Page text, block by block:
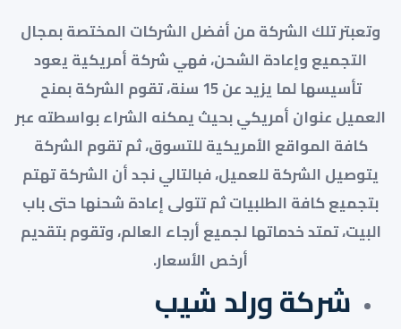
وتعبتر تلك الشركة من أفضل الشركات المختصة بمجال
التجميع وإعادة الشحن، فهي شركة أمريكية يعود
تأسيسها لما يزيد عن 15 سنة، تقوم الشركة بمنح
العميل عنوان أمريكي بحيث يمكنه الشراء بواسطته عبر
كافة المواقع الأمريكية للتسوق، ثم تقوم الشركة
يتوصيل الشركة للعميل، فبالتالي نجد أن الشركة تهتم
بتجميع كافة الطلبيات ثم تتولى إعادة شحنها حتى باب
البيت، تمتد خدماتها لجميع أرجاء العالم، وتقوم بتقديم
أرخص الأسعار.
شركة ورلد شيب